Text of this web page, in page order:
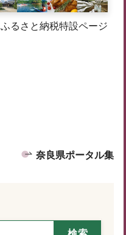
ふるさと納税特設ページ
奈良県ポータル集